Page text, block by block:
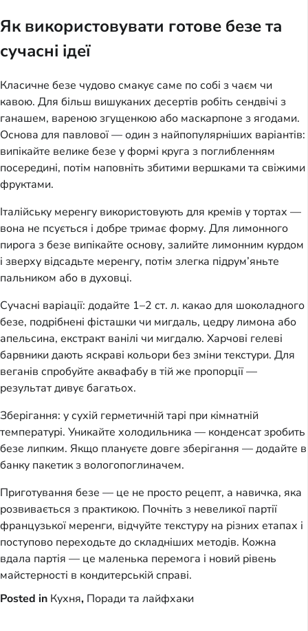
Як використовувати готове безе та
сучасні ідеї
Класичне безе чудово смакує саме по собі з чаєм чи
кавою. Для більш вишуканих десертів робіть сендвічі з
ганашем, вареною згущенкою або маскарпоне з ягодами.
Основа для павлової — один з найпопулярніших варіантів:
випікайте велике безе у формі круга з поглибленням
посередині, потім наповніть збитими вершками та свіжими
фруктами.
Італійську меренгу використовують для кремів у тортах —
вона не псується і добре тримає форму. Для лимонного
пирога з безе випікайте основу, залийте лимонним курдом
і зверху відсадьте меренгу, потім злегка підрум’яньте
пальником або в духовці.
Сучасні варіації: додайте 1–2 ст. л. какао для шоколадного
безе, подрібнені фісташки чи мигдаль, цедру лимона або
апельсина, екстракт ванілі чи мигдалю. Харчові гелеві
барвники дають яскраві кольори без зміни текстури. Для
веганів спробуйте аквафабу в тій же пропорції —
результат дивує багатьох.
Зберігання: у сухій герметичній тарі при кімнатній
температурі. Уникайте холодильника — конденсат зробить
безе липким. Якщо плануєте довге зберігання — додайте в
банку пакетик з вологопоглиначем.
Приготування безе — це не просто рецепт, а навичка, яка
розвивається з практикою. Почніть з невеликої партії
французької меренги, відчуйте текстуру на різних етапах і
поступово переходьте до складніших методів. Кожна
вдала партія — це маленька перемога і новий рівень
майстерності в кондитерській справі.
Posted in Кухня, Поради та лайфхаки